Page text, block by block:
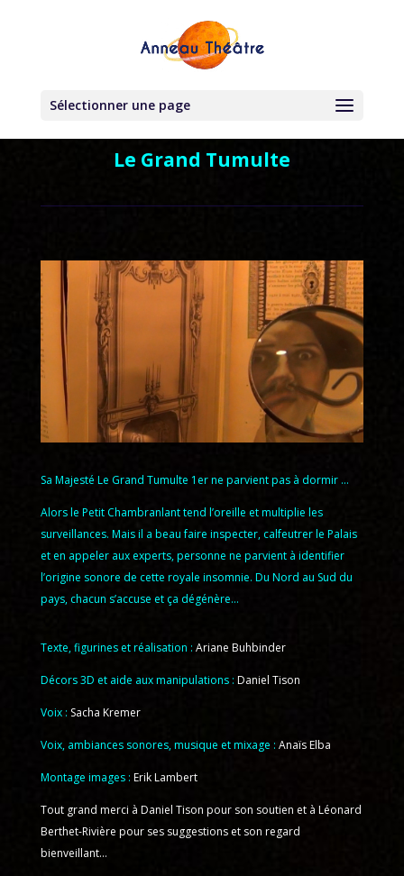
Sélectionner une page
Le Grand Tumulte
Sa Majesté Le Grand Tumulte 1er ne parvient pas à dormir …
Alors le Petit Chambranlant tend l’oreille et multiplie les
surveillances. Mais il a beau faire inspecter, calfeutrer le Palais
et en appeler aux experts, personne ne parvient à identifier
l’origine sonore de cette royale insomnie. Du Nord au Sud du
pays, chacun s’accuse et ça dégénère…
Texte, figurines et réalisation : Ariane Buhbinder
Décors 3D et aide aux manipulations : Daniel Tison
Voix : Sacha Kremer
Voix, ambiances sonores, musique et mixage : Anaïs Elba
Montage images : Erik Lambert
Tout grand merci à Daniel Tison pour son soutien et à Léonard
Berthet-Rivière pour ses suggestions et son regard
bienveillant…